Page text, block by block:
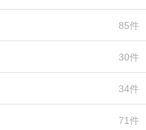
85件
30件
34件
71件